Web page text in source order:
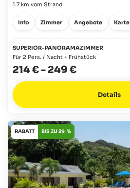
1.7 km vom Strand
Info Zimmer Angebote Karte
SUPERIOR-PANORAMAZIMMER
Für 2 Pers. / Nacht + Frühstück
214 €- 249 €
Details
RABATT BIS ZU 29 %